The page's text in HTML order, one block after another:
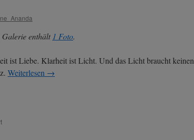
Galerie enthält 1 Foto.
ist Liebe. Klarheit ist Licht. Und das Licht braucht keinen
Weiterlesen →
für